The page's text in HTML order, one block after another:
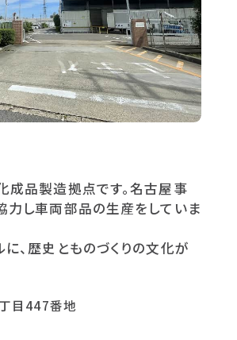
成品製造拠点です。名古屋事
力し車両部品の生産をしていま
、歴史とものづくりの文化が
目447番地